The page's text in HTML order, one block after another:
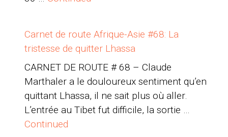
Carnet de route Afrique-Asie #68: La
tristesse de quitter Lhassa
CARNET DE ROUTE # 68 – Claude
Marthaler a le douloureux sentiment qu’en
quittant Lhassa, il ne sait plus où aller.
L’entrée au Tibet fut difficile, la sortie …
Continued